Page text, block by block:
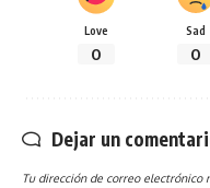
Love
0
Sad
0
Dejar un
Tu dirección de correo electrónico